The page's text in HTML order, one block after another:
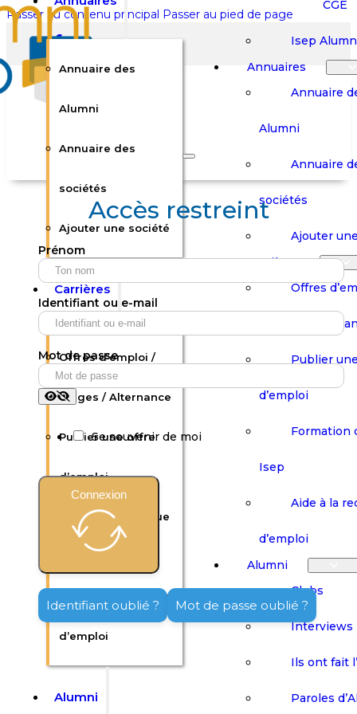
Passer au contenu principal Passer au pied de page
Rechercher sur le site
Rechercher
Votre panier est vide.
Boutique
Panier
Boutique
Annuaire des
Alumni
Annuaire des
sociétés
Ajouter une société
Carrières
Offres d’emploi /
Stages / Alternance
Publier une offre
d’emploi
Formation continue
Aide à la recherche
d’emploi
Alumni
CGE
Isep
Annuaires
Annuaire
Alumni
Annuaire
sociétés
Ajouter
Carrières
Offres
Stages /
Publier
d’emploi
Formation
Isep
Aide à la
d’emploi
Alumni
Clubs
Interviews
Ils ont fait
Paroles
Accès restreint
Prénom
Identifiant ou e-mail
Mot de passe
Se souvenir de moi
Connexion
Identifiant oublié ? Mot de passe oublié ?